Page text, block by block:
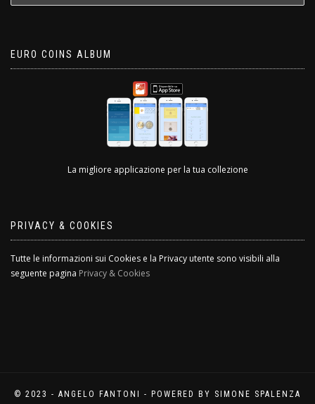
EURO COINS ALBUM
La migliore applicazione per la tua collezione
PRIVACY & COOKIES
Tutte le informazioni sui Cookies e la Privacy utente sono visibili alla
seguente pagina Privacy & Cookies
© 2023 - ANGELO FANTONI - POWERED BY SIMONE SPALENZA